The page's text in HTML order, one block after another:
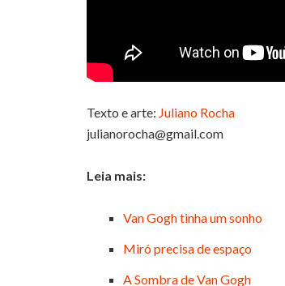
Texto e arte: Juliano Rocha
julianorocha@gmail.com
Leia mais:
Van Gogh tinha um sonho
Miró precisa de espaço
A Sombra de Van Gogh